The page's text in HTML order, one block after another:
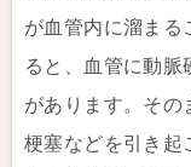
が血管内に溜まる
ると、血管に動脈
があります。その
梗塞などを引き起